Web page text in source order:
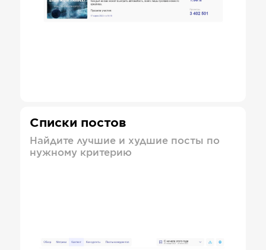
Списки постов
Найдите лучшие и худшие посты по
нужному критерию